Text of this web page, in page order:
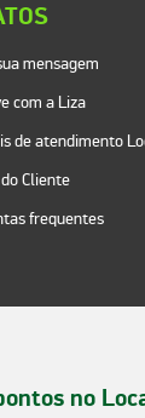
mensagem
com a Liza
de atendimento
Cliente
frequentes
no